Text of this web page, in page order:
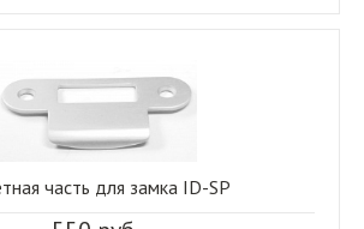
часть для замка ID-SP